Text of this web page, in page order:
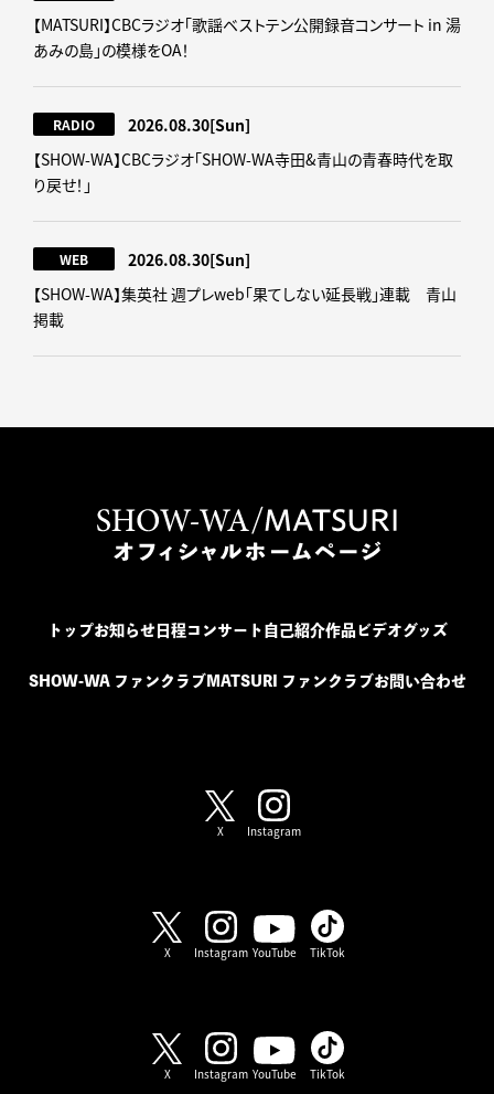
【MATSURI】CBCラジオ「歌謡ベストテン公開録音コンサート in 湯
あみの島」の模様をOA！
RADIO 2026.08.30[Sun]
【SHOW-WA】CBCラジオ｢SHOW-WA寺田&青山の青春時代を取
り戻せ！｣
WEB 2026.08.30[Sun]
【SHOW-WA】集英社 週プレweb｢果てしない延長戦｣連載 青山
掲載
トップお知らせ日程コンサート 自己紹介作品ビデオグッズ
SHOW-WA ファンクラブ MATSURI ファンクラブ お問い合わせ
X Instagram
X Instagram YouTube TikTok
X Instagram YouTube TikTok